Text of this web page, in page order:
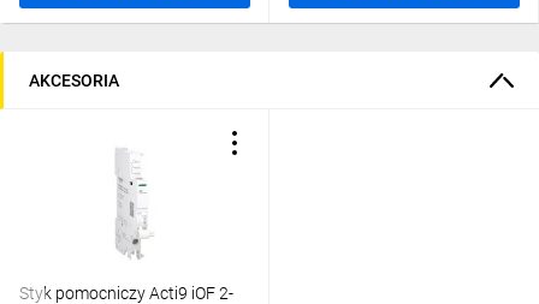
AKCESORIA
Styk pomocniczy Acti9 iOF 2-